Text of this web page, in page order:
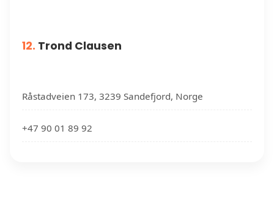
12. Trond Clausen
Råstadveien 173, 3239 Sandefjord, Norge
+47 90 01 89 92